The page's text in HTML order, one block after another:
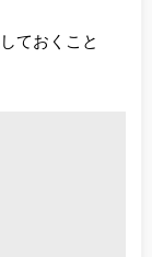
ておくこと